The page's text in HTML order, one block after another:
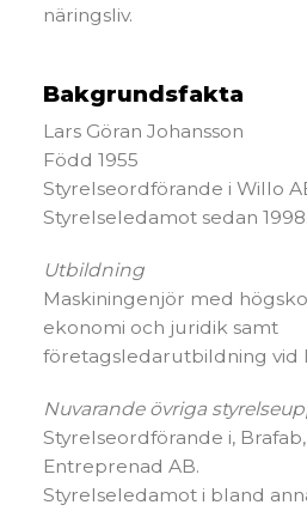
näringsliv.
Bakgrundsfakta
Lars Göran Johansson
Född 1955
Styrelseordförande i Willo
Styrelseledamot sedan 1998.
Utbildning
Maskiningenjör med
ekonomi och juridik samt
företagsledarutbildning vid
Nuvarande övriga
Styrelseordförande i,
Entreprenad AB.
Styrelseledamot i bland